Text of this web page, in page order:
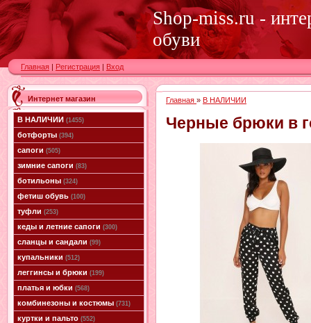
Shop-miss.ru -
обуви
Главная | Регистрация | Вход
Интернет магазин
В НАЛИЧИИ (1455)
ботфорты (394)
сапоги (505)
зимние сапоги (83)
ботильоны (324)
фетиш обувь (100)
туфли (253)
кеды и летние сапоги (300)
сланцы и сандали (99)
купальники (512)
леггинсы и брюки (199)
платья и юбки (568)
комбинезоны и костюмы (731)
куртки и пальто (552)
Главная » В НАЛИЧИИ
Черные брюки в